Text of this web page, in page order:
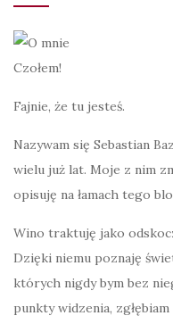
Czołem!
Fajnie, że tu jesteś.
Nazywam się Sebastian
wielu już lat. Moje z nim
opisuję na łamach tego
Wino traktuję jako
Dzięki niemu poznaję
których nigdy bym bez
punkty widzenia,